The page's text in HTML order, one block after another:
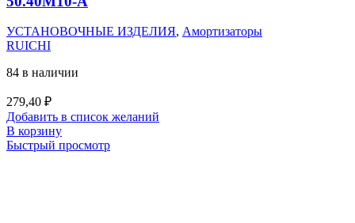
УСТАНОВОЧНЫЕ ИЗДЕЛИЯ, Амортизаторы
RUICHI
84 в наличии
279,40 ₽
Добавить в список желаний
В корзину
Быстрый просмотр